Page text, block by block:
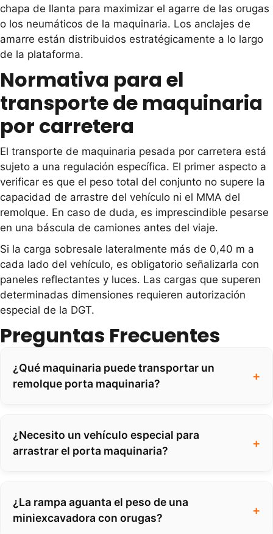
chapa de llanta para maximizar el agarre de las orugas
o los neumáticos de la maquinaria. Los anclajes de
amarre están distribuidos estratégicamente a lo largo
de la plataforma.
Normativa para el
transporte de maquinaria
por carretera
El transporte de maquinaria pesada por carretera está
sujeto a una regulación específica. El primer aspecto a
verificar es que el peso total del conjunto no supere la
capacidad de arrastre del vehículo ni el MMA del
remolque. En caso de duda, es imprescindible pesarse
en una báscula de camiones antes del viaje.
Si la carga sobresale lateralmente más de 0,40 m a
cada lado del vehículo, es obligatorio señalizarla con
paneles reflectantes y luces. Las cargas que superen
determinadas dimensiones requieren autorización
especial de la DGT.
Preguntas Frecuentes
¿Qué maquinaria puede transportar un
remolque porta maquinaria?
¿Necesito un vehículo especial para
arrastrar el porta maquinaria?
¿La rampa aguanta el peso de una
miniexcavadora con orugas?